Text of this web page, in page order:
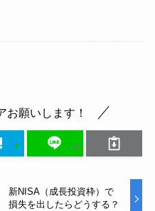
お願いします！
新NISA（成長投資枠）で
損失を出したらどうする？